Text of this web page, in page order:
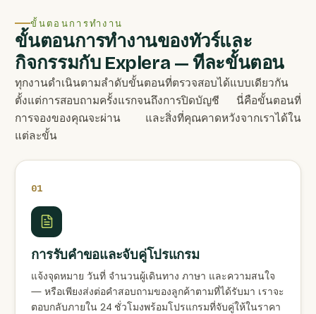
ขั้นตอนการทำงาน
ขั้นตอนการทำงานของทัวร์และ
กิจกรรมกับ Explera — ทีละขั้นตอน
ทุกงานดำเนินตามลำดับขั้นตอนที่ตรวจสอบได้แบบเดียวกัน
ตั้งแต่การสอบถามครั้งแรกจนถึงการปิดบัญชี นี่คือขั้นตอนที่
การจองของคุณจะผ่าน และสิ่งที่คุณคาดหวังจากเราได้ใน
แต่ละขั้น
01
การรับคำขอและจับคู่โปรแกรม
แจ้งจุดหมาย วันที่ จำนวนผู้เดินทาง ภาษา และความสนใจ
— หรือเพียงส่งต่อคำสอบถามของลูกค้าตามที่ได้รับมา เราจะ
ตอบกลับภายใน 24 ชั่วโมงพร้อมโปรแกรมที่จับคู่ให้ในราคา